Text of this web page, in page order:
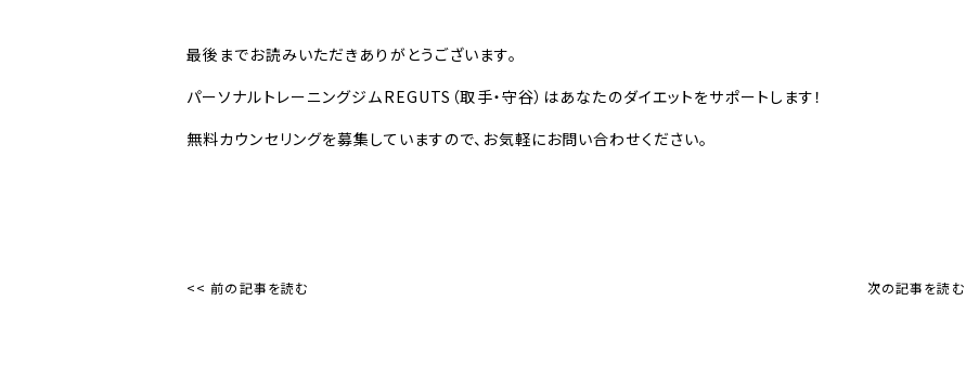
最後までお読みいただきありがとうございます。
パーソナルトレーニングジムREGUTS（取手・守谷）はあなたのダイエットをサポートします！
無料カウンセリングを募集していますので、お気軽にお問い合わせください。
<< 前の記事を読む 次の記事を読